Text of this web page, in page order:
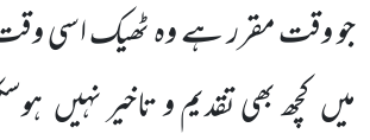
جو وقت مقرر ہے وہ ٹھیک اسی
میں کچھ بھی تقدیم و تاخیر نہیں